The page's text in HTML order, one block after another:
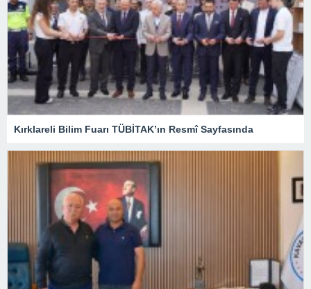
Kırklareli Bilim Fuarı TÜBİTAK’ın Resmî Sayfasında